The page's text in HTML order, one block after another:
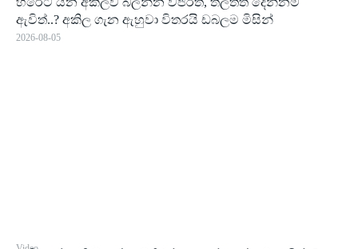
ඇවිත්..? අකිල ගැන ඇහුවා විතරයි ඩබලම මිසින්
2026-08-05